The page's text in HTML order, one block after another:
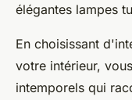
élégantes lampes
En choisissant
votre intérieur,
intemporels qui